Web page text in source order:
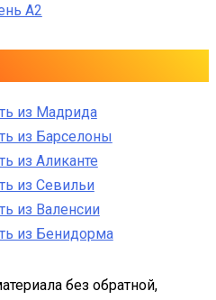
A2
из Мадрида
из Барселоны
из Аликанте
из Севильи
из Валенсии
из Бенидорма
без обратной,